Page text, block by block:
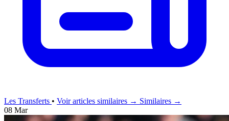
Les Transferts • Voir articles similaires → Similaires →
08 Mar